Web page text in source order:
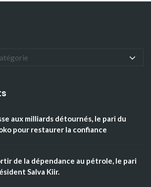
aux milliards détournés, le pari du
pour restaurer la confiance
de la dépendance au pétrole, le pari
Salva Kiir.